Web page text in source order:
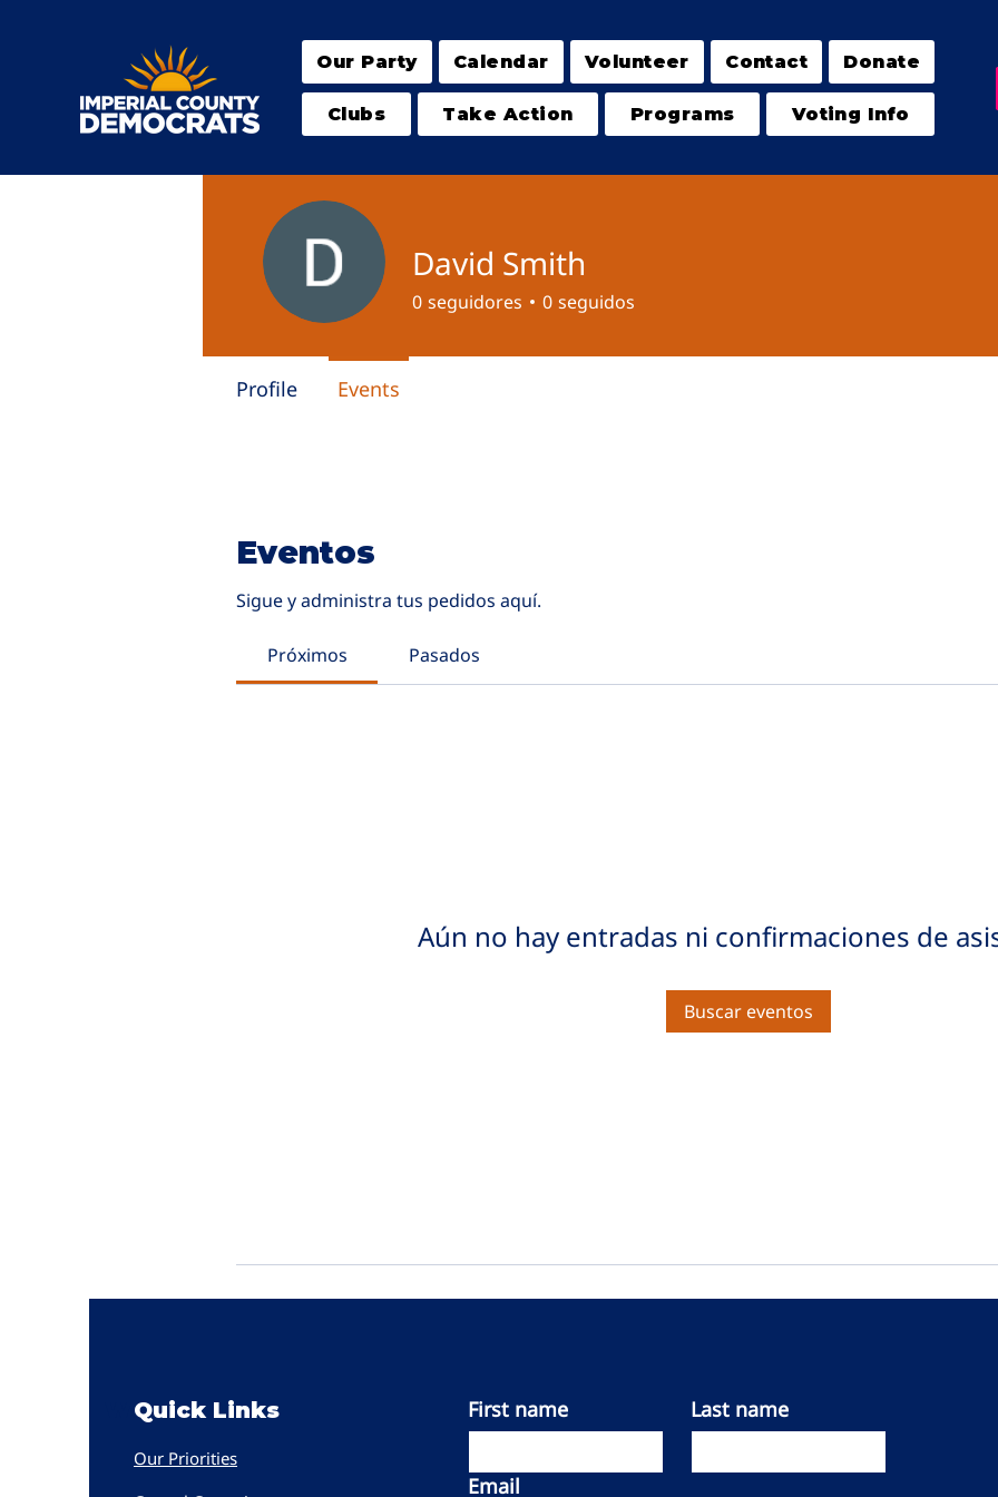
Our Party Calendar Volunteer Contact Donate
Clubs Take Action Programs Voting Info
Eventos
Sigue y administra tus pedidos aquí.
Próximos Pasados
Aún no hay entradas ni confirmaciones de
Buscar eventos
David Smith
0 seguidores 0 seguidos
Profile Events
Women PWR
Quick Links
Our Priorities
First name Last name
Email